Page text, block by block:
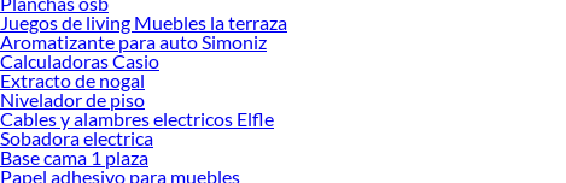
Juegos de living Muebles la terraza
Aromatizante para auto Simoniz
Calculadoras Casio
Extracto de nogal
Nivelador de piso
Cables y alambres electricos Elfle
Sobadora electrica
Base cama 1 plaza
Papel adhesivo para muebles